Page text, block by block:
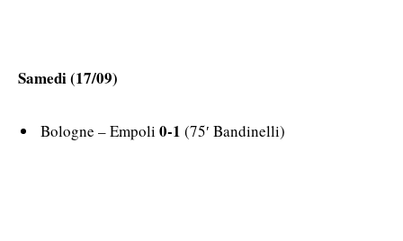
Samedi (17/09)
Bologne – Empoli 0-1 (75′ Bandinelli)